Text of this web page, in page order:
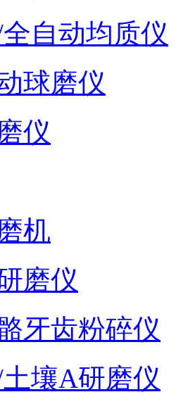
自动均质仪
球磨仪
仪
机
磨仪
牙齿粉碎仪
壤A研磨仪